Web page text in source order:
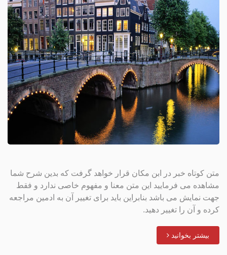
متن کوتاه خبر در ابن مکان قرار خواهد گرفت که بدین شرح شما
مشاهده می فرمایید این متن معنا و مفهوم خاصی ندارد و فقط
جهت نمایش می باشد بنابراین باید برای تغییر آن به ادمین مراجعه
کرده و آن را تغییر دهید.
بیشتر بخوانید